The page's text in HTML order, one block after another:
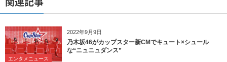
2022年9月9日
エンタメニュース
乃木坂46がカップスター新CMでキュート×シュール
な“ニュニュダンス”